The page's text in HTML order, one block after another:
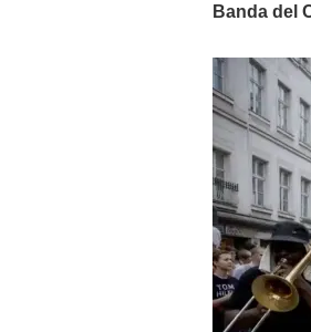
Banda del